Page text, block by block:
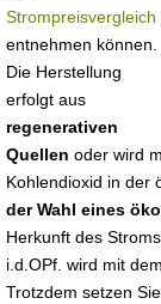
Strompreisvergleich
entnehmen können.
Die Herstellung
erfolgt aus
regenerativen
Quellen oder wird
Kohlendioxid in der
der Wahl eines
Herkunft des
i.d.OPf. wird mit
Trotzdem setzen